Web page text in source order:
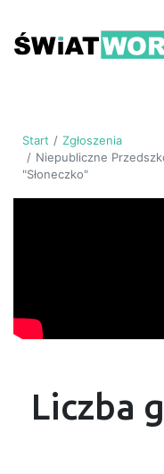
Start
Zgłoszenia
Niepubliczne
"Słoneczko"
Liczba